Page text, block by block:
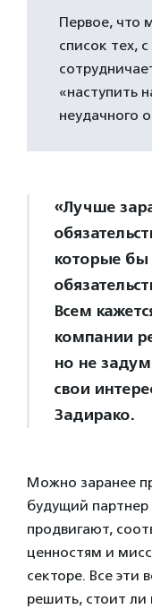
Первое, что
список тех,
«наступить
неудачного
«Лучше
которые
Всем
компании
но не
свои
Задирако.
Можно заранее
будущий
продвигают,
ценностям и
секторе. Все эти
решить, стоит